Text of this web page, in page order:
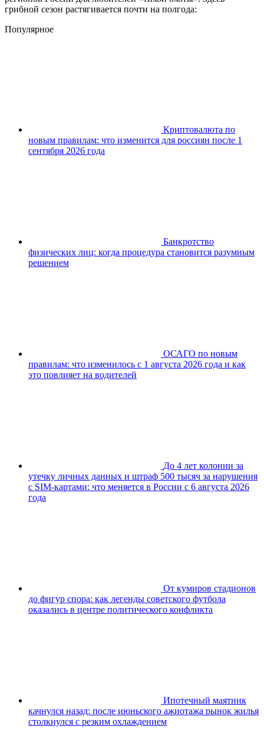
грибной сезон растягивается почти на полгода:
Популярное
Криптовалюта по
новым правилам: что изменится для россиян после 1
сентября 2026 года
Банкротство
физических лиц: когда процедура становится разумным
решением
ОСАГО по новым
правилам: что изменилось с 1 августа 2026 года и как
это повлияет на водителей
До 4 лет колонии за
утечку личных данных и штраф 500 тысяч за нарушения
с SIM-картами: что меняется в России с 6 августа 2026
года
От кумиров стадионов
до фигур спора: как легенды советского футбола
оказались в центре политического конфликта
Ипотечный маятник
качнулся назад: после июньского ажиотажа рынок жилья
столкнулся с резким охлаждением